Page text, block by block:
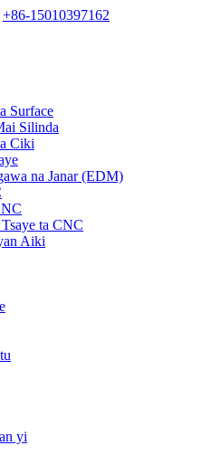
+86-15010397162
Surface
Silinda
Ciki
na Janar (EDM)
ta CNC
Aiki
yi